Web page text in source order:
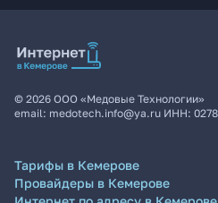
© 2026 ООО «Медовые Технологии»
email: medotech.info@ya.ru ИНН:
Тарифы в Кемерове
Провайдеры в Кемерове